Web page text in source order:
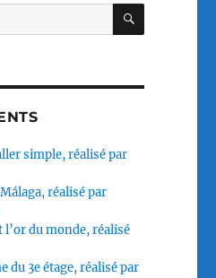
simple, réalisé par
réalisé par
du monde, réalisé
du 3e étage, réalisé par